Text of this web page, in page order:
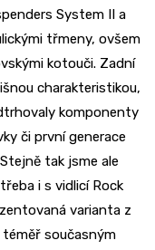
System II a
třmeny, ovšem
kotouči. Zadní
charakteristikou,
komponenty
či první generace
tak jsme ale
i s vidlicí Rock
varianta z
současným